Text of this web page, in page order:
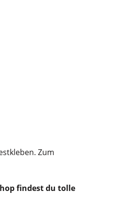
Zum
findest du tolle